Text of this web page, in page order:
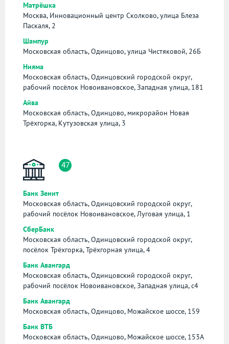
Матрëшка
Москва, Инновационный центр Сколково, улица Блеза
Паскаля, 2
Шампур
Московская область, Одинцово, улица Чистяковой, 26Б
Нияма
Московская область, Одинцовский городской округ,
рабочий посёлок Новоивановское, Западная улица, 181
Айва
Московская область, Одинцово, микрорайон Новая
Трёхгорка, Кутузовская улица, 3
47
Банк Зенит
Московская область, Одинцовский городской округ,
рабочий посёлок Новоивановское, Луговая улица, 1
СберБанк
Московская область, Одинцовский городской округ,
посёлок Трёхгорка, Трёхгорная улица, 4
Банк Авангард
Московская область, Одинцовский городской округ,
рабочий посёлок Новоивановское, Западная улица, с4
Банк Авангард
Московская область, Одинцово, Можайское шоссе, 159
Банк ВТБ
Московская область, Одинцово, Можайское шоссе, 153А